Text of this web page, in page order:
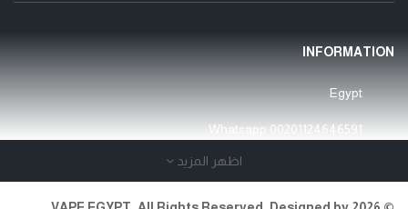
INFORMATION
Egypt
00201124646591
Whatsapp
Open Time:24 Hours/7اظهر المزيد